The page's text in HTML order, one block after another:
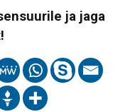
ja jaga